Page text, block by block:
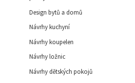
Design bytů a domů
Návrhy kuchyní
Návrhy koupelen
Návrhy ložnic
Návrhy dětských pokojů